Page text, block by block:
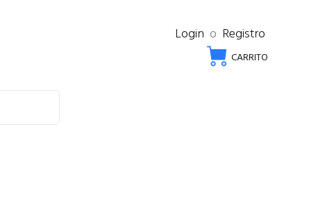
Login o Registro
CARRITO